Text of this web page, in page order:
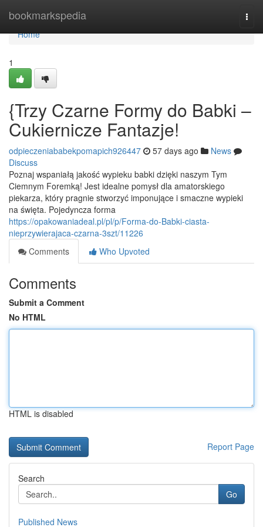
bookmarkspedia
Home
Home
1
{Trzy Czarne Formy do Babki –
Cukiernicze Fantazje!
odpieczeniababekpomapich926447 57 days ago
News
Discuss
Poznaj wspaniałą jakość wypieku babki dzięki naszym Tym
Ciemnym Foremką! Jest idealne pomysł dla amatorskiego
piekarza, który pragnie stworzyć imponujące i smaczne wypieki
na święta. Pojedyncza forma
https://opakowaniadeal.pl/pl/p/Forma-do-Babki-ciasta-
nieprzywierajaca-czarna-3szt/11226
Comments
Who Upvoted
Comments
Submit a Comment
No HTML
HTML is disabled
Report Page
Search
Go
Published News